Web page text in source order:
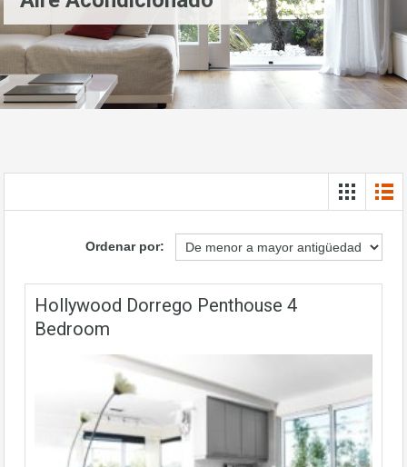
Ordenar por:
Hollywood Dorrego Penthouse 4
Bedroom